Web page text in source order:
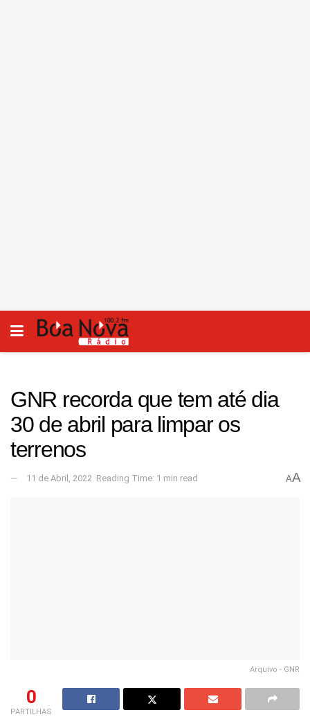
GNR recorda que tem até dia
30 de abril para limpar os
terrenos
11 de Abril, 2022 Reading Time: 1 min read AA
Arquivo - GNR
0
PARTILHAS